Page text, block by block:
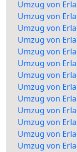
Umzug von
Umzug von
Umzug von
Umzug von
Umzug von
Umzug von
Umzug von
Umzug von
Umzug von
Umzug von
Umzug von
Umzug von
Umzug von